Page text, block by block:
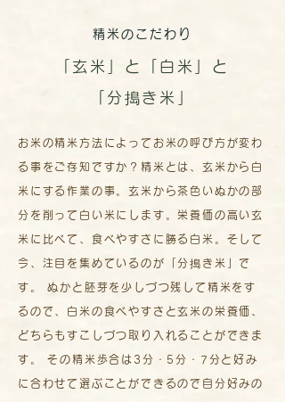
精米のこだわり
「玄米」と「白米」と
「分搗き米」
お米の精米方法によってお米の呼び方が変わ
る事をご存知ですか？精米とは、玄米から白
米にする作業の事。玄米から茶色いぬかの部
分を削って白い米にします。栄養価の高い玄
米に比べて、食べやすさに勝る白米。そして
今、注目を集めているのが「分搗き米」で
す。 ぬかと胚芽を少しづつ残して精米をす
るので、白米の食べやすさと玄米の栄養価、
どちらもすこしづつ取り入れることができま
す。 その精米歩合は3分・5分・7分と好み
に合わせて選ぶことができるので自分好みの